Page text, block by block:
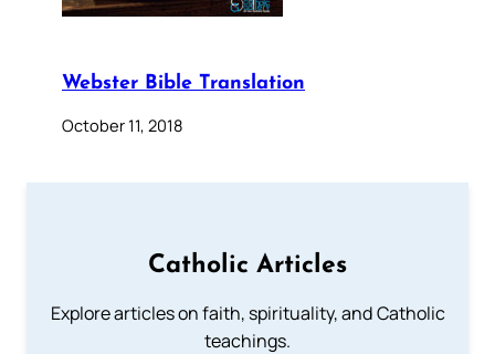
Webster Bible Translation
October 11, 2018
Catholic Articles
Explore articles on faith, spirituality, and Catholic
teachings.